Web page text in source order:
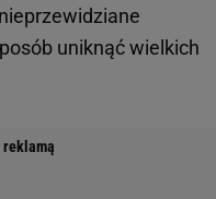
uniknąć wielkich